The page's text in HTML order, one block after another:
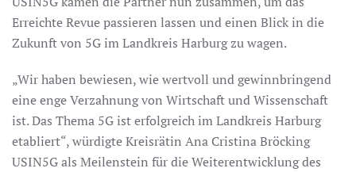
Erreichte Revue passieren lassen und einen Blick in die
Zukunft von 5G im Landkreis Harburg zu wagen.
„Wir haben bewiesen, wie wertvoll und gewinnbringend
eine enge Verzahnung von Wirtschaft und Wissenschaft
ist. Das Thema 5G ist erfolgreich im Landkreis Harburg
etabliert“, würdigte Kreisrätin Ana Cristina Bröcking
USIN5G als Meilenstein für die Weiterentwicklung des